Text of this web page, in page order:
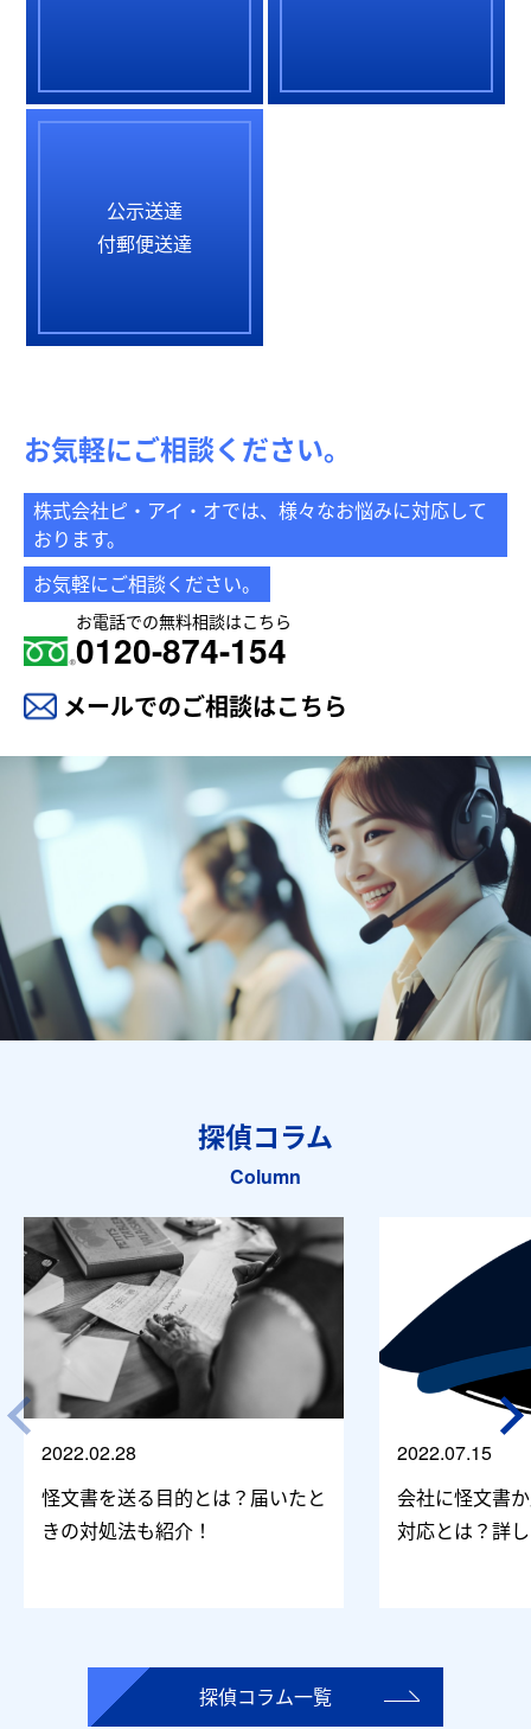
公示送達
付郵便送達
お気軽にご相談ください。
株式会社ピ・アイ・オでは、様々なお悩みに対応して
おります。
お気軽にご相談ください。
お電話での無料相談はこちら
0120-874-154
メールでのご相談はこちら
探偵コラム
Column
2022.02.28
怪文書を送る目的とは？届いたと
きの対処法も紹介！
2022.07.15
会社に怪文書
対応とは？詳
探偵コラム一覧